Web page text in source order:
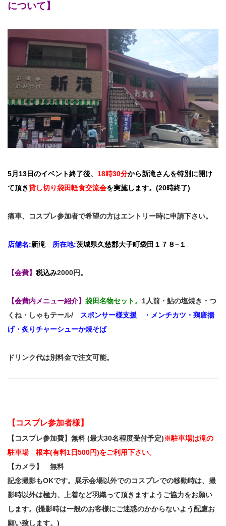
について】
5月13日のイベント終了後、 18時30分から新滝さんを特別に開け
て頂き貸し切り袋田軽食交流会を実施します。(20時終了)
痛車、コスプレ参加者で希望の方はエントリー時に申請下さい。
店舗名:新滝 所在地:茨城県久慈郡大子町袋田１７８−１
【会費】 税込み2000円。
【会費内メニュー紹介】 袋田名物セット。 1人前・鮎の塩焼き・つ
くね・しゃもテール/ スポンサー様支援 ・メンチカツ・鶏唐揚
げ・炙りチャーシューか焼そば
ドリンク代は別料金で注文可能。
【コスプレ参加者様】
【コスプレ参加費】無料 (最大30名程度受付予定)※駐車場は滝の
駐車場 根本(有料1日500円)をご利用下さい。
【カメラ】 無料
記念撮影もOKです。展示会場以外でのコスプレでの移動時は、撮
影時以外は極力、上着など羽織って頂きますようご協力をお願い
します。(撮影時は一般のお客様にご迷惑のかからないよう配慮お
願い致します。)